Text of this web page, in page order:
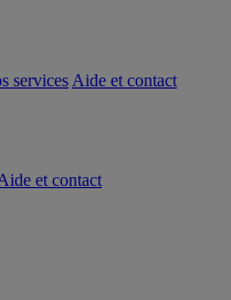
services Aide et contact
et contact